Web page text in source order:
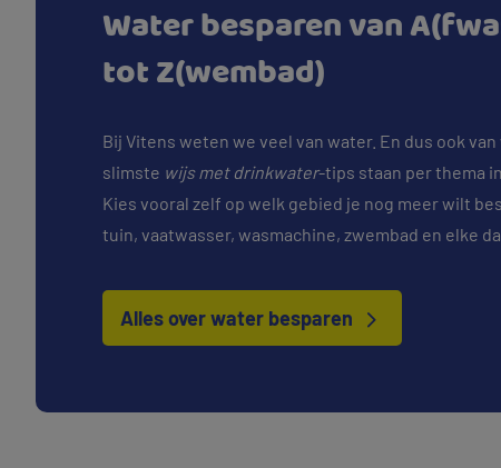
Water besparen van
tot Z(wembad)
Bij Vitens weten we veel van water. En dus ook
slimste wijs met drinkwater-tips staan per thema
Kies vooral zelf op welk gebied je nog meer wilt
tuin, vaatwasser, wasmachine, zwembad en elke
Alles over water besparen